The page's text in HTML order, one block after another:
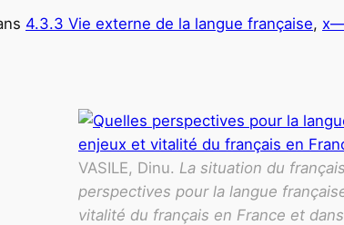
4.3.3 Vie externe de la langue française,
VASILE, Dinu. La situation du
perspectives pour la langue
vitalité du français en France et